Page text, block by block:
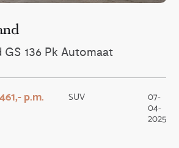
GS 136 Pk Automaat
p.m. SUV 07-
04-
2025